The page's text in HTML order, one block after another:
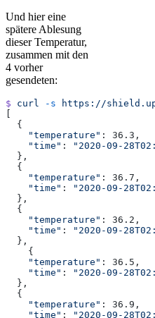
Und hier eine
spätere Ablesung
dieser Temperatur,
zusammen mit den
4 vorher
gesendeten:
$ curl -s https://
[
  {
    "temperature"
: 36.3,
    "time"
:
"2020-09-
  },
  {
    "temperature"
: 36.7,
    "time"
:
"2020-09-
  },
  {
    "temperature"
: 36.2,
    "time"
:
"2020-09-
  },
    {
    "temperature"
: 36.5,
    "time"
:
"2020-09-
  },
  {
    "temperature"
: 36.9,
    "time"
: "2020-09-